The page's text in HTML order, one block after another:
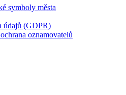
symboly města
údajů (GDPR)
oznamovatelů